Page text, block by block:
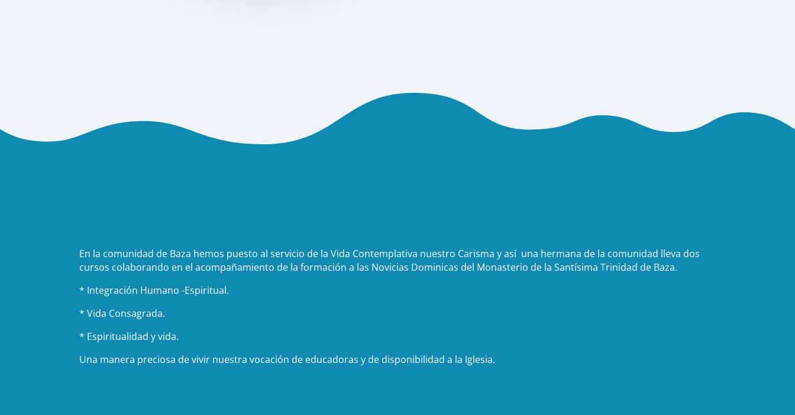
En la comunidad de Baza hemos puesto al servicio de la Vida Contemplativa nuestro Carisma y así una hermana de la comunidad lleva dos
cursos colaborando en el acompañamiento de la formación a las Novicias Dominicas del Monasterio de la Santísima Trinidad de Baza.
* Integración Humano -Espiritual.
* Vida Consagrada.
* Espiritualidad y vida.
Una manera preciosa de vivir nuestra vocación de educadoras y de disponibilidad a la Iglesia.